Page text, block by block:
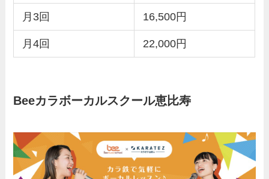
月3回 16,500円
月4回 22,000円
Beeカラボーカルスクール恵比寿